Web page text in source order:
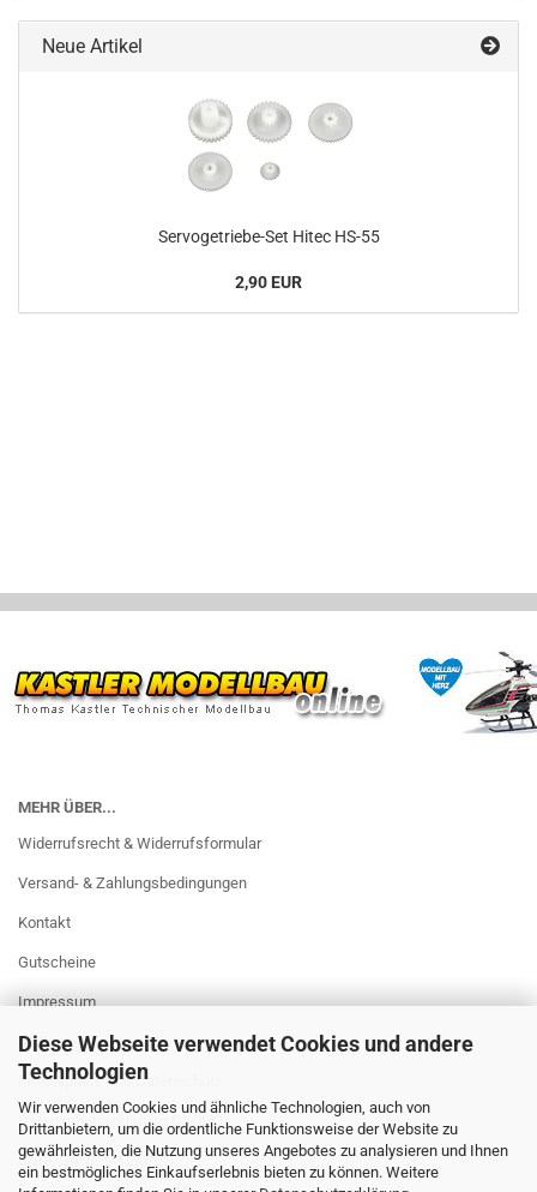
Diese Webseite verwendet Cookies und andere
Technologien
Wir verwenden Cookies und ähnliche Technologien, auch von
Drittanbietern, um die ordentliche Funktionsweise der Website zu
gewährleisten, die Nutzung unseres Angebotes zu analysieren und Ihnen
ein bestmögliches Einkaufserlebnis bieten zu können. Weitere
Neue Artikel
Servogetriebe-Set Hitec HS-55
2,90 EUR
MEHR ÜBER...
Widerrufsrecht & Widerrufsformular
Versand- & Zahlungsbedingungen
Kontakt
Gutscheine
Impressum
AGB
Privatsphäre und Datenschutz
Datenschutzerklärung DSGVO
RUNDGANG IM LADEN